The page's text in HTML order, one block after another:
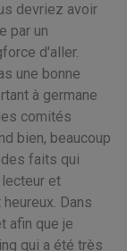
devriez avoir
par un
d'aller.
une bonne
à germane
comités
bien, beaucoup
faits qui
et
Dans
afin que je
qui a été très